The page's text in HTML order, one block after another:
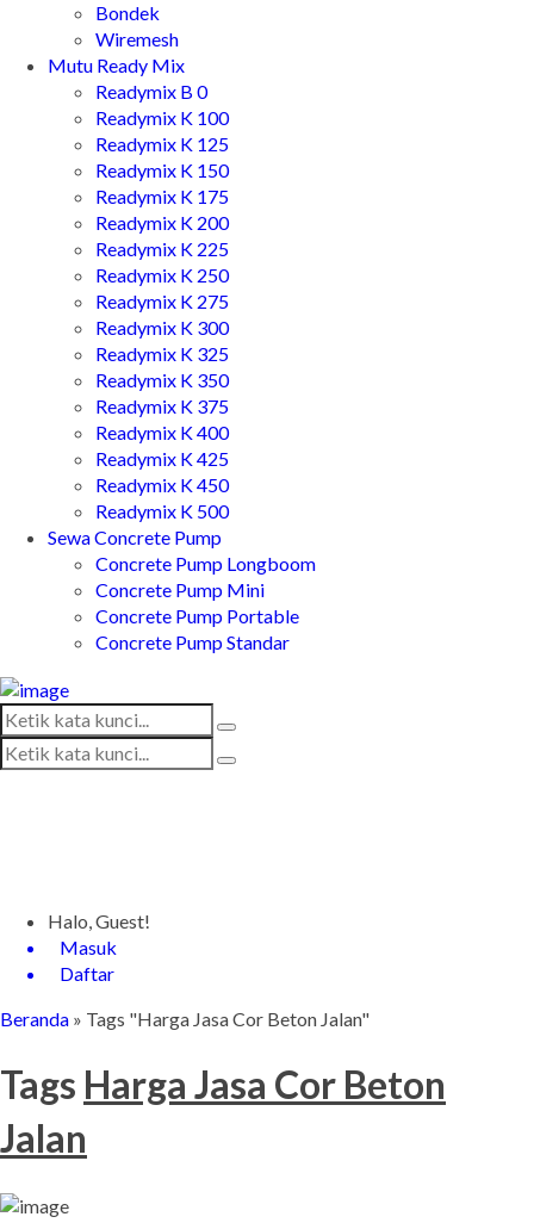
Bondek
Wiremesh
Mutu Ready Mix
Readymix B 0
Readymix K 100
Readymix K 125
Readymix K 150
Readymix K 175
Readymix K 200
Readymix K 225
Readymix K 250
Readymix K 275
Readymix K 300
Readymix K 325
Readymix K 350
Readymix K 375
Readymix K 400
Readymix K 425
Readymix K 450
Readymix K 500
Sewa Concrete Pump
Concrete Pump Longboom
Concrete Pump Mini
Concrete Pump Portable
Concrete Pump Standar
Halo, Guest!
Masuk
Daftar
Beranda » Tags "Harga Jasa Cor Beton Jalan"
Tags Harga Jasa Cor Beton
Jalan